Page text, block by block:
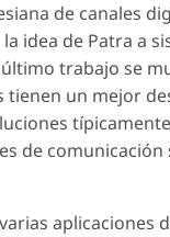
de canales
idea de Patra a
trabajo se
tienen un mejor
de comunicación
aplicaciones